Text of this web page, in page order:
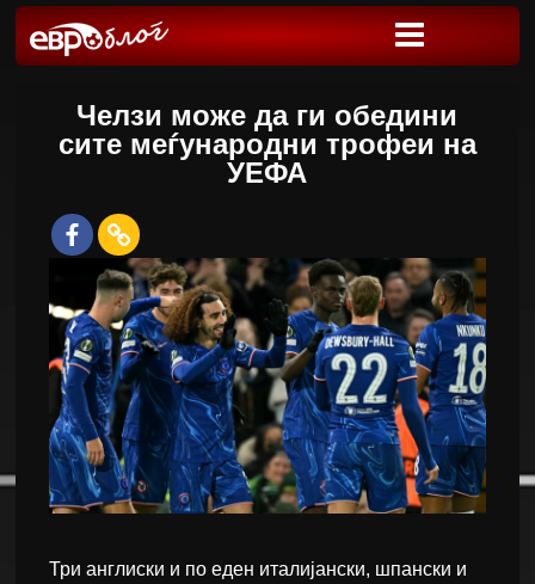
Челзи може да ги обедини
сите меѓународни трофеи на
УЕФА
Три англиски и по еден италијански, шпански и